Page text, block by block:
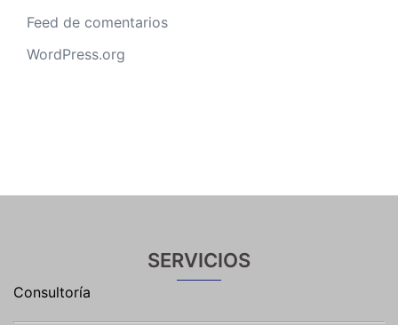
Feed de comentarios
WordPress.org
SERVICIOS
Consultoría